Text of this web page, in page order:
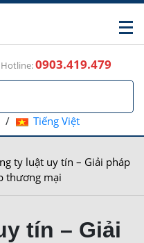
0903.419.479
/ Tiếng Việt
ty luật uy tín – Giải pháp
thương mại
tín – Giải